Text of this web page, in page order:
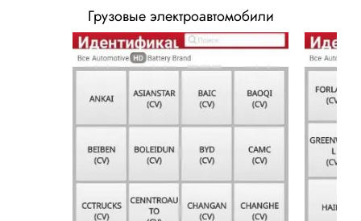
Грузовые электроавтомобили